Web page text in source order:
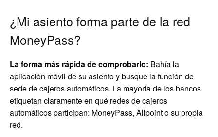
¿Mi asiento forma parte de la red
MoneyPass?
La forma más rápida de comprobarlo: Bahía la
aplicación móvil de su asiento y busque la función de
sede de cajeros automáticos. La mayoría de los bancos
etiquetan claramente en qué redes de cajeros
automáticos participan: MoneyPass, Allpoint o su propia
red.